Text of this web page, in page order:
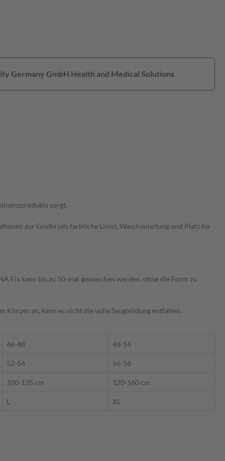
Germany GmbH Health and Medical Solutions
sorgt.
zur Größe (als farbliche Linie), Waschanleitung und Platz für
Fix kann bis zu 50-mal gewaschen werden, ohne die Form zu
an, kann es nicht die volle Saugleistung entfalten.
46-48 48-54
52-54 56-58
100-135 cm 120-160 cm
L XL